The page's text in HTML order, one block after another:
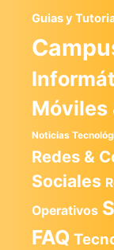
Guias y
Móviles
Noticias
Redes &
Sociales
Operativos
FAQ